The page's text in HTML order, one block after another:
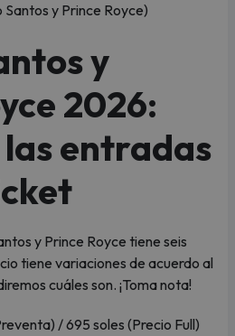
y Prince Royce)
y
2026:
entradas
y Prince Royce tiene seis
tiene variaciones de acuerdo al
cuáles son. ¡Toma nota!
/ 695 soles (Precio Full)